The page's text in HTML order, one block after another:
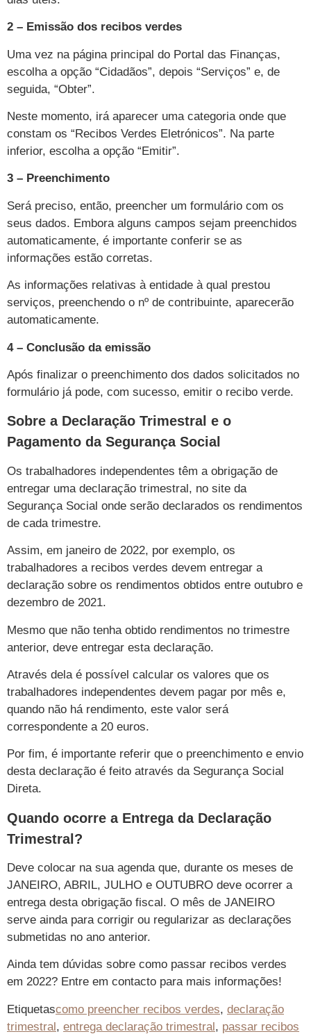
2 – Emissão dos recibos verdes
Uma vez na página principal do Portal das Finanças,
escolha a opção “Cidadãos”, depois “Serviços” e, de
seguida, “Obter”.
Neste momento, irá aparecer uma categoria onde que
constam os “Recibos Verdes Eletrónicos”. Na parte
inferior, escolha a opção “Emitir”.
3 – Preenchimento
Será preciso, então, preencher um formulário com os
seus dados. Embora alguns campos sejam preenchidos
automaticamente, é importante conferir se as
informações estão corretas.
As informações relativas à entidade à qual prestou
serviços, preenchendo o nº de contribuinte, aparecerão
automaticamente.
4 – Conclusão da emissão
Após finalizar o preenchimento dos dados solicitados no
formulário já pode, com sucesso, emitir o recibo verde.
Sobre a Declaração Trimestral e o
Pagamento da Segurança Social
Os trabalhadores independentes têm a obrigação de
entregar uma declaração trimestral, no site da
Segurança Social onde serão declarados os rendimentos
de cada trimestre.
Assim, em janeiro de 2022, por exemplo, os
trabalhadores a recibos verdes devem entregar a
declaração sobre os rendimentos obtidos entre outubro e
dezembro de 2021.
Mesmo que não tenha obtido rendimentos no trimestre
anterior, deve entregar esta declaração.
Através dela é possível calcular os valores que os
trabalhadores independentes devem pagar por mês e,
quando não há rendimento, este valor será
correspondente a 20 euros.
Por fim, é importante referir que o preenchimento e envio
desta declaração é feito através da Segurança Social
Direta.
Quando ocorre a Entrega da Declaração
Trimestral?
Deve colocar na sua agenda que, durante os meses de
JANEIRO, ABRIL, JULHO e OUTUBRO deve ocorrer a
entrega desta obrigação fiscal. O mês de JANEIRO
serve ainda para corrigir ou regularizar as declarações
submetidas no ano anterior.
Ainda tem dúvidas sobre como passar recibos verdes
em 2022? Entre em contacto para mais informações!
Etiquetascomo preencher recibos verdes, declaração
trimestral, entrega declaração trimestral, passar recibos